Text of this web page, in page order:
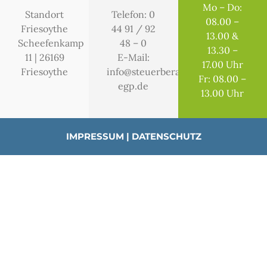
Standort
Friesoythe
Scheefenkamp
11 | 26169
Friesoythe
Telefon: 0
44 91 / 92
48 – 0
E-Mail:
info@steuerberater-
egp.de
Mo – Do:
08.00 –
13.00 &
13.30 –
17.00 Uhr
Fr: 08.00 –
13.00 Uhr
IMPRESSUM | DATENSCHUTZ